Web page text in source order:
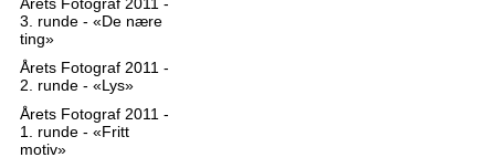
3. runde - «De nære
ting»
Årets Fotograf 2011 -
2. runde - «Lys»
Årets Fotograf 2011 -
1. runde - «Fritt
motiv»